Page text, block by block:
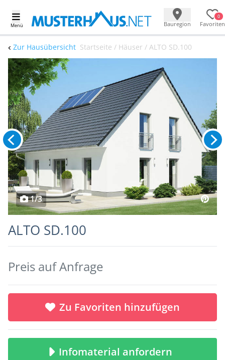
Menü Bauregion
0
Favoriten
Zur Hausübersicht Startseite / Häuser / ALTO SD.100
1/3
ALTO SD.100
Preis auf Anfrage
Zu Favoriten hinzufügen
Infomaterial anfordern